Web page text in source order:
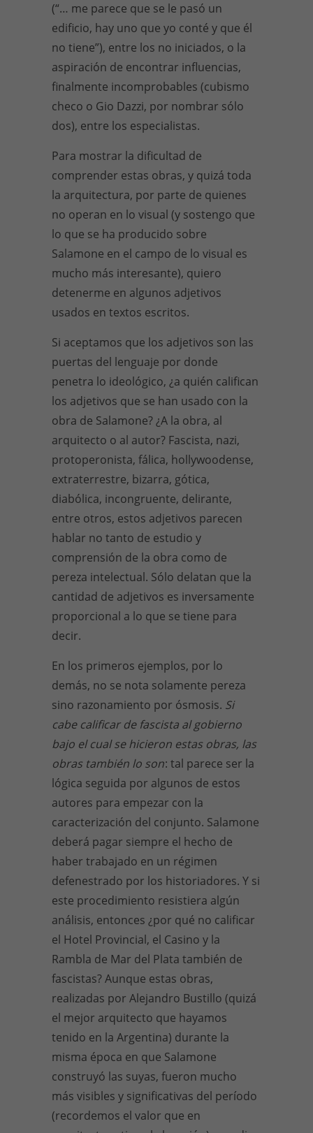
(“… me parece que se le pasó un
edificio, hay uno que yo conté y que él
no tiene”), entre los no iniciados, o la
aspiración de encontrar influencias,
finalmente incomprobables (cubismo
checo o Gio Dazzi, por nombrar sólo
dos), entre los especialistas.
Para mostrar la dificultad de
comprender estas obras, y quizá toda
la arquitectura, por parte de quienes
no operan en lo visual (y sostengo que
lo que se ha producido sobre
Salamone en el campo de lo visual es
mucho más interesante), quiero
detenerme en algunos adjetivos
usados en textos escritos.
Si aceptamos que los adjetivos son las
puertas del lenguaje por donde
penetra lo ideológico, ¿a quién califican
los adjetivos que se han usado con la
obra de Salamone? ¿A la obra, al
arquitecto o al autor? Fascista, nazi,
protoperonista, fálica, hollywoodense,
extraterrestre, bizarra, gótica,
diabólica, incongruente, delirante,
entre otros, estos adjetivos parecen
hablar no tanto de estudio y
comprensión de la obra como de
pereza intelectual. Sólo delatan que la
cantidad de adjetivos es inversamente
proporcional a lo que se tiene para
decir.
En los primeros ejemplos, por lo
demás, no se nota solamente pereza
sino razonamiento por ósmosis. Si
cabe calificar de fascista al gobierno
bajo el cual se hicieron estas obras, las
obras también lo son: tal parece ser la
lógica seguida por algunos de estos
autores para empezar con la
caracterización del conjunto. Salamone
deberá pagar siempre el hecho de
haber trabajado en un régimen
defenestrado por los historiadores. Y si
este procedimiento resistiera algún
análisis, entonces ¿por qué no calificar
el Hotel Provincial, el Casino y la
Rambla de Mar del Plata también de
fascistas? Aunque estas obras,
realizadas por Alejandro Bustillo (quizá
el mejor arquitecto que hayamos
tenido en la Argentina) durante la
misma época en que Salamone
construyó las suyas, fueron mucho
más visibles y significativas del período
(recordemos el valor que en